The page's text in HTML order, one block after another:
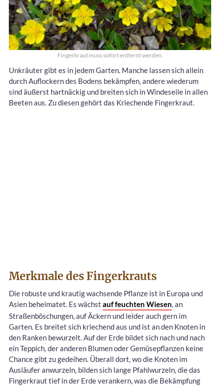
Fingerkraut muss sofort entfernt werden.
Unkräuter gibt es in jedem Garten. Manche lassen sich allein
durch Auflockern des Bodens bekämpfen, andere wiederum
sind äußerst hartnäckig und breiten sich in Windeseile in allen
Beeten aus. Zu diesen gehört das Kriechende Fingerkraut.
Merkmale des Fingerkrauts
Die robuste und krautig wachsende Pflanze ist in Europa und
Asien beheimatet. Es wächst auf feuchten Wiesen , an
Straßenböschungen, auf Äckern und leider auch gern im
Garten. Es breitet sich kriechend aus und ist an den Knoten in
den Ranken bewurzelt. Auf der Erde bildet sich nach und nach
ein Teppich, der anderen Blumen oder Gemüsepflanzen keine
Chance gibt zu gedeihen. Überall dort, wo die Knoten im
Ausläufer anwurzeln, bilden sich lange Pfahlwurzeln, die das
Fingerkraut tief in der Erde verankern, was die Bekämpfung